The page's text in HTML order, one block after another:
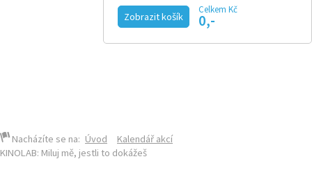
Zobrazit košík
Celkem Kč
0,-
KALENDÁŘ AKCÍ
MAGAZÍN
Nacházíte se na: Úvod
Kalendář akcí
KINOLAB: Miluj mě, jestli to dokážeš